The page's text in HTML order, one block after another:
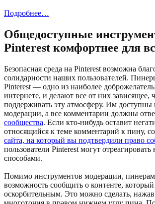
Подробнее…
Общедоступные
Pinterest комфортнее для
Безопасная среда на Pinterest возможна
солидарности наших пользователей.
Pinterest — одно из наиболее
интернете, и делают все от них зависящее,
поддерживать эту атмосферу. Им
модерации, а все комментарии должны
сообщества. Если кто-нибудь оставит
относящийся к теме комментарий к пину,
сайта, на который вы подтвердили право
пользователи Pinterest могут отреагировать
способами.
Помимо инструментов модерации, пинерам
возможность сообщить о контенте,
оскорбительным. Это можно сделать,